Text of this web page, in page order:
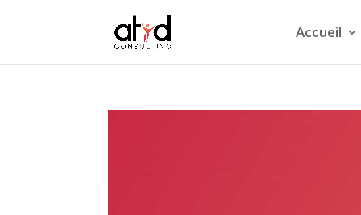
Accueil